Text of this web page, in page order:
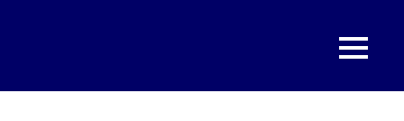
MENU